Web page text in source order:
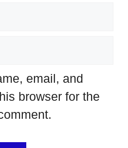
email, and
browser for the